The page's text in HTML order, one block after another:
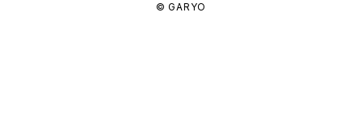
© GARYO